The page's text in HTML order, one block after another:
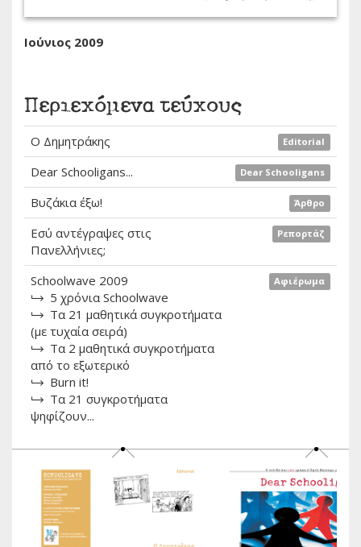
Ιούνιος 2009
Περιεχόμενα τεύχους
Ο Δημητράκης Editorial
Dear Schooligans... Dear Schooligans
Βυζάκια έξω! Άρθρο
Εσύ αντέγραψες στις
Πανελλήνιες;
Ρεπορτάζ
Schoolwave 2009
Τα 2 μαθητικά συγκροτήματα
από το εξωτερικό
Burn it!
Τα 21 μαθητικά συγκροτήματα
(με τυχαία σειρά)
5 χρόνια Schoolwave
Τα 21 συγκροτήματα
ψηφίζουν...
Αφιέρωμα